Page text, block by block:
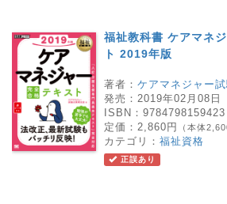
福祉教科書 ケアマネ
ト 2019年版
著者： ケアマネジャー
発売： 2019年02月08日
ISBN： 9784798159423
定価： 2,860円 （本体
カテゴリ： 福祉資格
正誤あり